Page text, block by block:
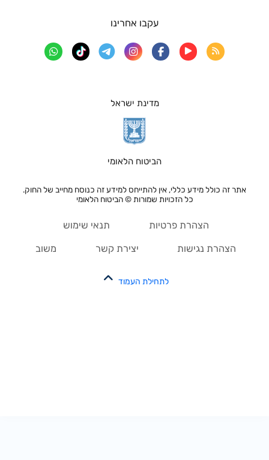
מדינת ישראל
הביטוח הלאומי
אתר זה כולל מידע כללי, אין להתייחס למידע זה כנוסח מחייב של החוק.
כל הזכויות שמורות © הביטוח הלאומי
עקבו אחרינו
הצהרת פרטיות תנאי שימוש
הצהרת נגישות יצירת קשר משוב
לתחילת העמוד